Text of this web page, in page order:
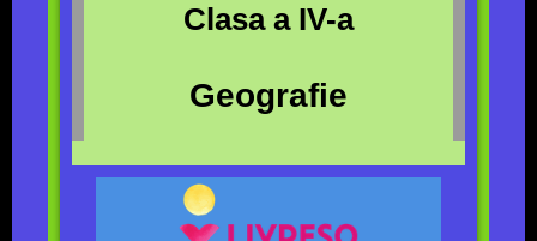
Clasa a IV-a
Geografie